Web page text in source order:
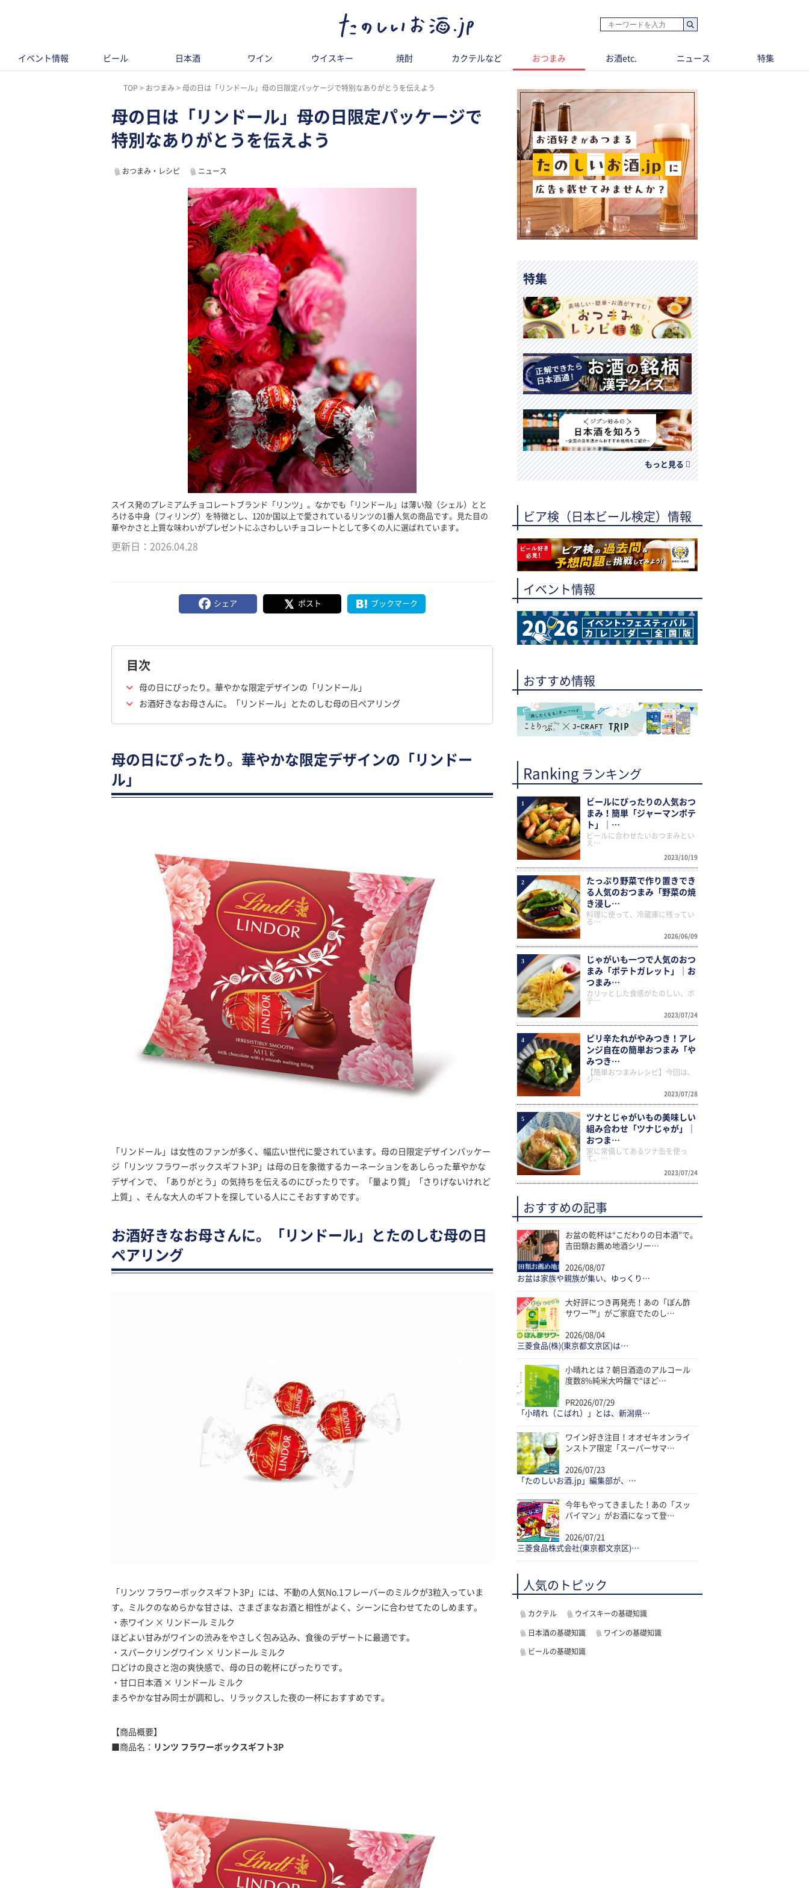
イベント情報 ビール 日本酒 ワイン ウイスキー 焼酎 カクテルなど おつまみ お酒etc. ニュース 特集
TOP おつまみ 母の日は「リンドール」母の日限定パッケージで特別なありがとうを伝えよう
母の日は「リンドール」母の日限定パッケージで
特別なありがとうを伝えよう
おつまみ・レシピ ニュース
スイス発のプレミアムチョコレートブランド「リンツ」。なかでも「リンドール」は薄い殻（シェル）とと
ろける中身（フィリング）を特徴とし、120か国以上で愛されているリンツの1番人気の商品です。見た目の
華やかさと上質な味わいがプレゼントにふさわしいチョコレートとして多くの人に選ばれています。
更新日： 2026.04.28
シェア ポスト ブックマーク
目次
母の日にぴったり。華やかな限定デザインの「リンドール」
お酒好きなお母さんに。「リンドール」とたのしむ母の日ペアリング
母の日にぴったり。華やかな限定デザインの「リンドー
ル」
「リンドール」は女性のファンが多く、幅広い世代に愛されています。母の日限定デザインパッケー
ジ「リンツ フラワーボックスギフト3P」は母の日を象徴するカーネーションをあしらった華やかな
デザインで、「ありがとう」の気持ちを伝えるのにぴったりです。「量より質」「さりげないけれど
上質」、そんな大人のギフトを探している人にこそおすすめです。
お酒好きなお母さんに。「リンドール」とたのしむ母の日
ペアリング
「リンツ フラワーボックスギフト3P」には、不動の人気No.1フレーバーのミルクが3粒入っていま
す。ミルクのなめらかな甘さは、さまざまなお酒と相性がよく、シーンに合わせてたのしめます。
・赤ワイン × リンドール ミルク
ほどよい甘みがワインの渋みをやさしく包み込み、食後のデザートに最適です。
・スパークリングワイン × リンドール ミルク
口どけの良さと泡の爽快感で、母の日の乾杯にぴったりです。
・甘口日本酒 × リンドール ミルク
まろやかな甘み同士が調和し、リラックスした夜の一杯におすすめです。
【商品概要】
■商品名： リンツ フラワーボックスギフト3P
特集
もっと見る
ビア検（日本ビール検定）情報
イベント情報
おすすめ情報
Ranking ランキング
1
ビールにぴったりの人気おつ
まみ！簡単「ジャーマンポテ
ト」｜…
2023/10/19
ビールに合わせたいおつまみとい
え…
2
たっぷり野菜で作り置きでき
る人気のおつまみ「野菜の焼
き浸し…
2026/06/09
料理に使って、冷蔵庫に残ってい
る…
3
じゃがいも一つで人気のおつ
まみ「ポテトガレット」｜お
つまみ…
2023/07/24
カリッとした食感がたのしい、ポ
テ…
4
ピリ辛たれがやみつき！アレ
ンジ自在の簡単おつまみ「や
みつき…
2023/07/28
【簡単おつまみレシピ】今回は、
ジ…
5
ツナとじゃがいもの美味しい
組み合わせ「ツナじゃが」｜
おつま…
2023/07/24
家に常備してあるツナ缶を使っ
て、…
おすすめの記事
お盆の乾杯は“こだわりの日本酒”で。
吉田類お薦め地酒シリー…
2026/08/07
お盆は家族や親族が集い、ゆっくり…
大好評につき再発売！あの「ぽん酢
サワー™」がご家庭でたのし…
2026/08/04
三菱食品(株)(東京都文京区)は…
小晴れとは？朝日酒造のアルコール
度数8%純米大吟醸で“ほど…
PR2026/07/29
「小晴れ（こばれ）」とは、新潟県…
ワイン好き注目！オオゼキオンライ
ンストア限定「スーパーサマ…
2026/07/23
「たのしいお酒.jp」編集部が、…
今年もやってきました！あの「スッ
パイマン」がお酒になって登…
2026/07/21
三菱食品株式会社(東京都文京区)…
人気のトピック
カクテル ウイスキーの基礎知識
日本酒の基礎知識 ワインの基礎知識
ビールの基礎知識